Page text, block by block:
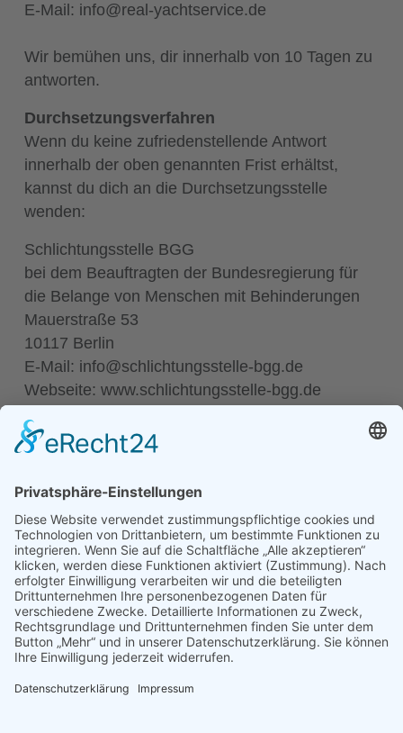
E-Mail: info@real-yachtservice.de
Wir bemühen uns, dir innerhalb von 10 Tagen zu
antworten.
Durchsetzungsverfahren
Wenn du keine zufriedenstellende Antwort
innerhalb der oben genannten Frist erhältst,
kannst du dich an die Durchsetzungsstelle
wenden:
Schlichtungsstelle BGG
bei dem Beauftragten der Bundesregierung für
die Belange von Menschen mit Behinderungen
Mauerstraße 53
10117 Berlin
E-Mail: info@schlichtungsstelle-bgg.de
Webseite: www.schlichtungsstelle-bgg.de
YACHTCHARTER EXCLUSIVE YACHTSERVICE
WINTERLAGER SEGELMACHER